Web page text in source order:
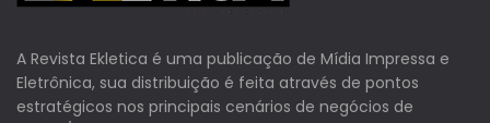
A Revista Ekletica é uma publicação de Mídia Impressa e
Eletrônica, sua distribuição é feita através de pontos
estratégicos nos principais cenários de negócios de